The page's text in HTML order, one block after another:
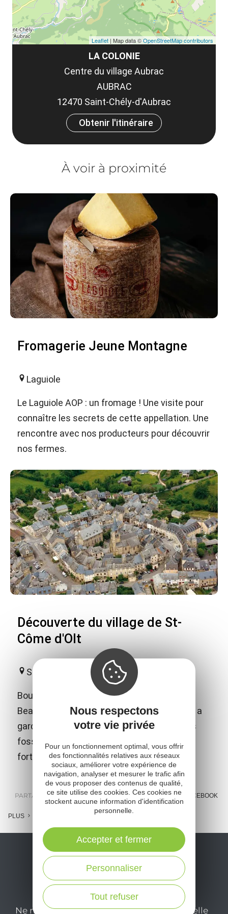
LA COLONIE
Centre du village Aubrac
AUBRAC
12470 Saint-Chély-d'Aubrac
Obtenir l'itinéraire
Leaflet | Map data ©OpenStreetMap contributors
À voir à proximité
Fromagerie Jeune Montagne
Laguiole
Le Laguiole AOP : un fromage ! Une visite pour
connaître les secrets de cette appellation. Une
rencontre avec nos producteurs pour découvrir
nos fermes.
Découverte du village de St-
Côme d'Olt
Saint-Côme-d'Olt
Bourg moyenâgeux, classé "l'un des Plus
Beaux Villages de France" Saint-Côme-d'Olt a
gardé son ancienne infrastructure avec ses
fossés (actuel tour de ville) et son enceinte
fortifiée percée de trois portes.
PARTAGER : E-MAIL MESSENGER FACEBOOK
PLUS
Ne manquez pas notre newsletter mensuelle
Nous respectons
votre vie privée
Pour un fonctionnement optimal, vous offrir
des fonctionnalités relatives aux réseaux
sociaux, améliorer votre expérience de
navigation, analyser et mesurer le trafic afin
de vous proposer des contenus de qualité,
ce site utilise des cookies. Ces cookies ne
stockent aucune information d'identification
personnelle.
Tout refuser
Personnaliser
Accepter et fermer